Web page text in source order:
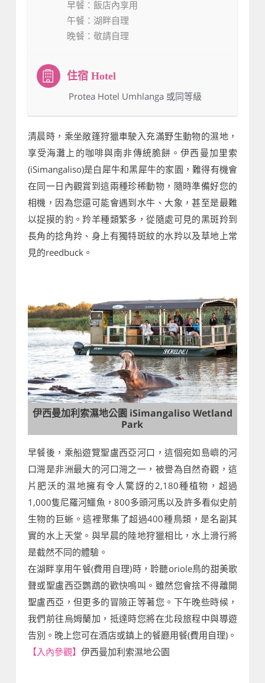
早餐 ：飯店內享用
午餐 ：湖畔自理
晚餐 ：敬請自理
：Protea Hotel Umhlanga 或同等級
清晨時，乘坐敞篷狩獵車駛入充滿野生動物的濕地，
享受海灘上的咖啡與南非傳統脆餅。伊西曼加里索
(iSimangaliso)是白犀牛和黑犀牛的家園，難得有機會
在同一日內觀賞到這兩種珍稀動物，隨時準備好您的
相機，因為您還可能會遇到水牛、大象，甚至是最難
以捉摸的豹。羚羊種類繁多，從隨處可見的黑斑羚到
長角的捻角羚、身上有獨特斑紋的水羚以及草地上常
見的reedbuck。
伊西曼加利索濕地公園 iSimangaliso Wetland
Park
早餐後，乘船遊覽聖盧西亞河口，這個宛如島嶼的河
口灣是非洲最大的河口灣之一，被譽為自然奇觀，這
片肥沃的濕地擁有令人驚訝的2,180種植物，超過
1,000隻尼羅河鱷魚，800多頭河馬以及許多看似史前
生物的巨蜥。這裡聚集了超過400種鳥類，是名副其
實的水上天堂。與早晨的陸地狩獵相比，水上滑行將
是截然不同的體驗。
在湖畔享用午餐(費用自理)時，聆聽oriole鳥的甜美歌
聲或聖盧西亞鸚鵡的歡快鳴叫。雖然您會捨不得離開
聖盧西亞，但更多的冒險正等著您。下午晚些時候，
我們前往烏姆蘭加，抵達時您將在北段旅程中與導遊
告別。晚上您可在酒店或鎮上的餐廳用餐(費用自理)。
【入內參觀】 伊西曼加利索濕地公園